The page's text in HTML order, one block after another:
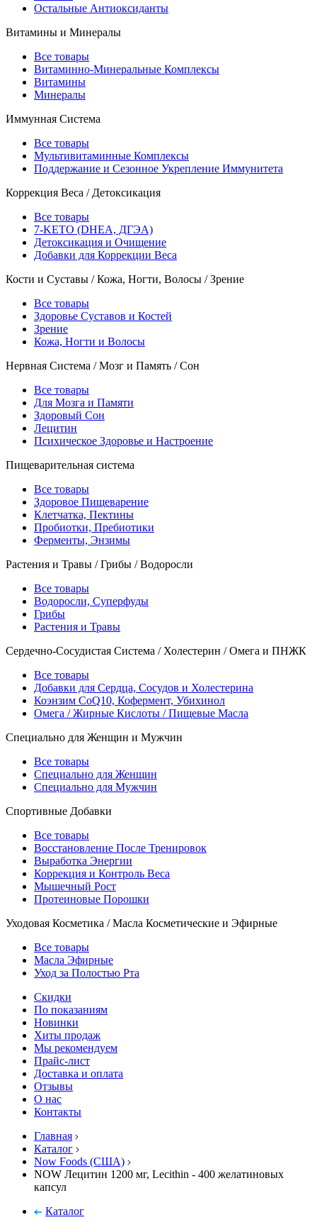
Остальные Антиоксиданты
Витамины и Минералы
Все товары
Витаминно-Минеральные Комплексы
Витамины
Минералы
Иммунная Система
Все товары
Мультивитаминные Комплексы
Поддержание и Сезонное Укрепление Иммунитета
Коррекция Веса / Детоксикация
Все товары
7-KETO (DHEA, ДГЭА)
Детоксикация и Очищение
Добавки для Коррекции Веса
Кости и Суставы / Кожа, Ногти, Волосы / Зрение
Все товары
Здоровье Суставов и Костей
Зрение
Кожа, Ногти и Волосы
Нервная Система / Мозг и Память / Сон
Все товары
Для Мозга и Памяти
Здоровый Сон
Лецитин
Психическое Здоровье и Настроение
Пищеварительная система
Все товары
Здоровое Пищеварение
Клетчатка, Пектины
Пробиотки, Пребиотики
Ферменты, Энзимы
Растения и Травы / Грибы / Водоросли
Все товары
Водоросли, Суперфуды
Грибы
Растения и Травы
Сердечно-Сосудистая Система / Холестерин / Омега и ПНЖК
Все товары
Добавки для Сердца, Сосудов и Холестерина
Коэнзим CoQ10, Кофермент, Убихинол
Омега / Жирные Кислоты / Пищевые Масла
Специально для Женщин и Мужчин
Все товары
Специально для Женщин
Специально для Мужчин
Спортивные Добавки
Все товары
Восстановление После Тренировок
Выработка Энергии
Коррекция и Контроль Веса
Мышечный Рост
Протеиновые Порошки
Уходовая Косметика / Масла Косметические и Эфирные
Все товары
Масла Эфирные
Уход за Полостью Рта
Скидки
По показаниям
Новинки
Хиты продаж
Мы рекомендуем
Прайс-лист
Доставка и оплата
Отзывы
О нас
Контакты
Главная
Каталог
Now Foods (США)
NOW Лецитин 1200 мг, Lecithin - 400 желатиновых
капсул
Каталог